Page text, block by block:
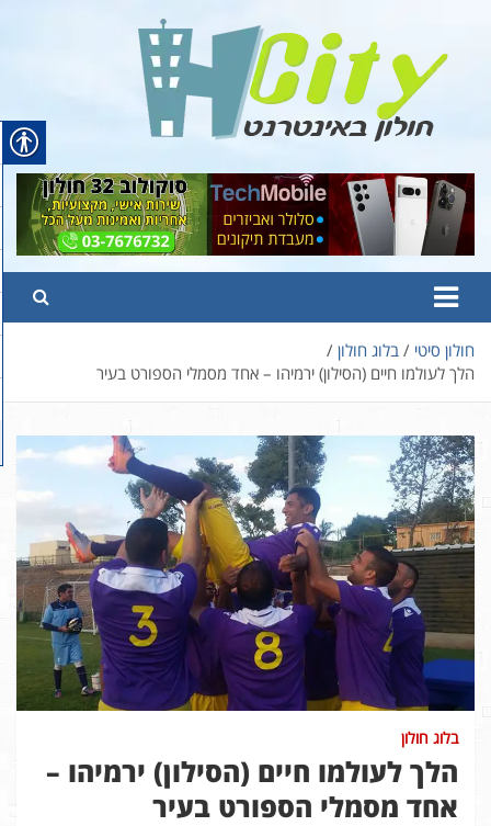
content
Hcity – חולון באינטרנט
פורטל החדשות והמידע של חולון
חולון סיטי
בלוג חולון
הלך לעולמו חיים (הסילון) ירמיהו – אחד מסמלי הספורט בעיר
בלוג חולון
הלך לעולמו חיים (הסילון) ירמיהו –
אחד מסמלי הספורט בעיר